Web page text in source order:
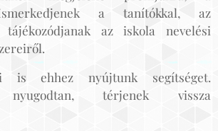
a tanítókkal, az
tájékozódjanak az iskola nevelési
is ehhez nyújtunk segítséget.
nyugodtan, térjenek vissza